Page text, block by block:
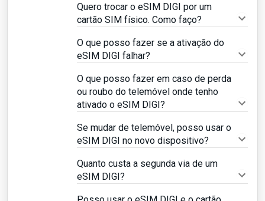
Quero trocar o eSIM DIGI por um
cartão SIM físico. Como faço?
O que posso fazer se a ativação do
eSIM DIGI falhar?
O que posso fazer em caso de perda
ou roubo do telemóvel onde tenho
ativado o eSIM DIGI?
Se mudar de telemóvel, posso usar o
eSIM DIGI no novo dispositivo?
Quanto custa a segunda via de um
eSIM DIGI?